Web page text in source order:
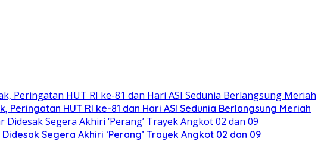
Peringatan HUT RI ke-81 dan Hari ASI Sedunia Berlangsung Meriah
Segera Akhiri ‘Perang’ Trayek Angkot 02 dan 09